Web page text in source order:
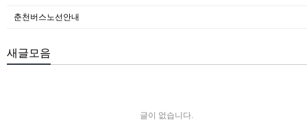
춘천버스노선안내
새글모음
글이 없습니다.